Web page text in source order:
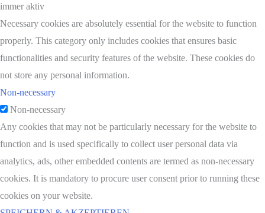
immer aktiv
Necessary cookies are absolutely essential for the website to function
properly. This category only includes cookies that ensures basic
functionalities and security features of the website. These cookies do
not store any personal information.
Non-necessary
Non-necessary
Any cookies that may not be particularly necessary for the website to
function and is used specifically to collect user personal data via
analytics, ads, other embedded contents are termed as non-necessary
cookies. It is mandatory to procure user consent prior to running these
cookies on your website.